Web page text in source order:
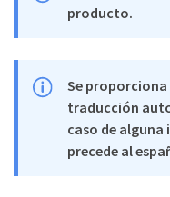
producto.
Se
traducción
caso de alguna
precede al